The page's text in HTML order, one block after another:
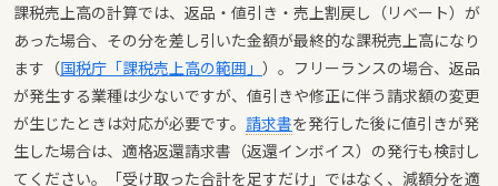
課税売上高の計算では、返品・値引き・売上割戻し（リベート）が
あった場合、その分を差し引いた金額が最終的な課税売上高になり
ます（国税庁「課税売上高の範囲」 ）。フリーランスの場合、返品
が発生する業種は少ないですが、値引きや修正に伴う請求額の変更
が生じたときは対応が必要です。 請求書を発行した後に値引きが発
生した場合は、適格返還請求書（返還インボイス）の発行も検討し
てください。「受け取った合計を足すだけ」ではなく、減額分を適